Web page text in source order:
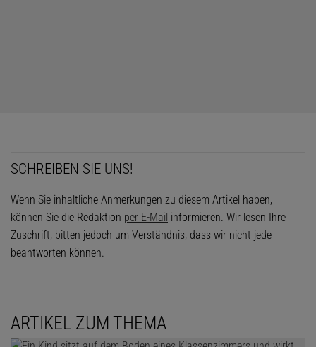
SCHREIBEN SIE UNS!
Wenn Sie inhaltliche Anmerkungen zu diesem Artikel haben,
können Sie die Redaktion per E-Mail informieren. Wir lesen Ihre
Zuschrift, bitten jedoch um Verständnis, dass wir nicht jede
beantworten können.
ARTIKEL ZUM THEMA